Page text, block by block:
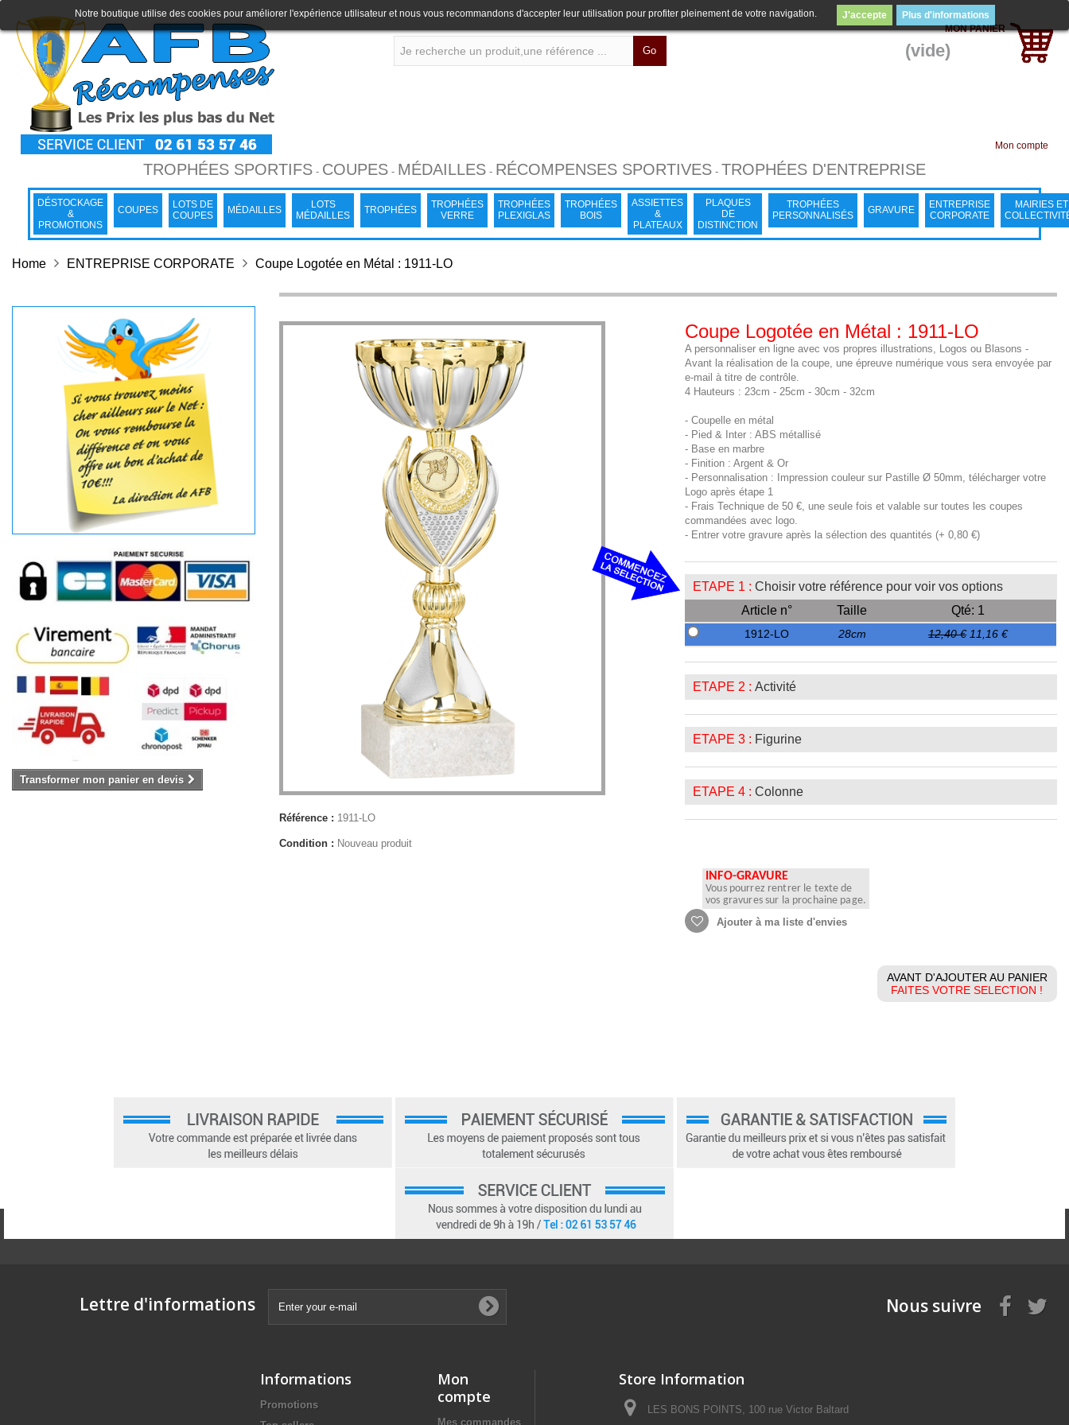
Go
MON PANIER
(vide)
Mon compte
TROPHÉES SPORTIFS- COUPES- MÉDAILLES- RÉCOMPENSES SPORTIVES- TROPHÉES D'ENTREPRISE
DÉSTOCKAGE
&
PROMOTIONS
COUPES
LOTS DE
COUPES
MÉDAILLES
LOTS
MÉDAILLES
TROPHÉES
TROPHÉES
VERRE
TROPHÉES
PLEXIGLAS
TROPHÉES
BOIS
ASSIETTES
&
PLATEAUX
PLAQUES
DE
DISTINCTION
TROPHÉES
PERSONNALISÉS
GRAVURE
ENTREPRISE
CORPORATE
MAIRIES ET
Notre boutique utilise des cookies pour améliorer l'expérience utilisateur et nous vous recommandons d'accepter leur utilisation pour profiter pleinement de votre navigation. J'accepte Plus d'informations
Home ENTREPRISE CORPORATE Coupe Logotée en Métal : 1911-LO
Transformer mon panier en devis
Référence : 1911-LO
Condition : Nouveau produit
Coupe Logotée en Métal : 1911-LO
A personnaliser en ligne avec vos propres illustrations, Logos ou Blasons -
Avant la réalisation de la coupe, une épreuve numérique vous sera envoyée par
e-mail à titre de contrôle.
4 Hauteurs : 23cm - 25cm - 30cm - 32cm
- Coupelle en métal
- Pied & Inter : ABS métallisé
- Base en marbre
- Finition : Argent & Or
- Personnalisation : Impression couleur sur Pastille Ø 50mm, télécharger votre
Logo après étape 1
- Frais Technique de 50 €, une seule fois et valable sur toutes les coupes
commandées avec logo.
- Entrer votre gravure après la sélection des quantités (+ 0,80 €)
ETAPE 1 : Choisir votre référence pour voir vos options
Article n°
Taille Qté: 1
1912-LO 28cm 12,40 € 11,16 €
ETAPE 2 : Activité
ETAPE 3 : Figurine
ETAPE 4 : Colonne
INFO-GRAVURE
Vous pourrez rentrer le texte de
vos gravures sur la prochaine page.
Ajouter à ma liste d'envies
AVANT D'AJOUTER AU PANIER
FAITES VOTRE SELECTION !
Lettre d'informations Nous suivre
Informations
Promotions
Mon
compte
Mes commandes
Store Information
LES BONS POINTS, 100 rue Victor Baltard